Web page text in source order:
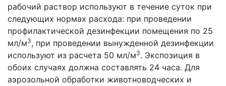
рабочий раствор используют в течение суток при
следующих нормах расхода: при проведении
профилактической дезинфекции помещения по 25
мл/м3, при проведении вынужденной дезинфекции
используют из расчета 50 мл/м3. Экспозиция в
обоих случаях должна составлять 24 часа. Для
аэрозольной обработки животноводческих и